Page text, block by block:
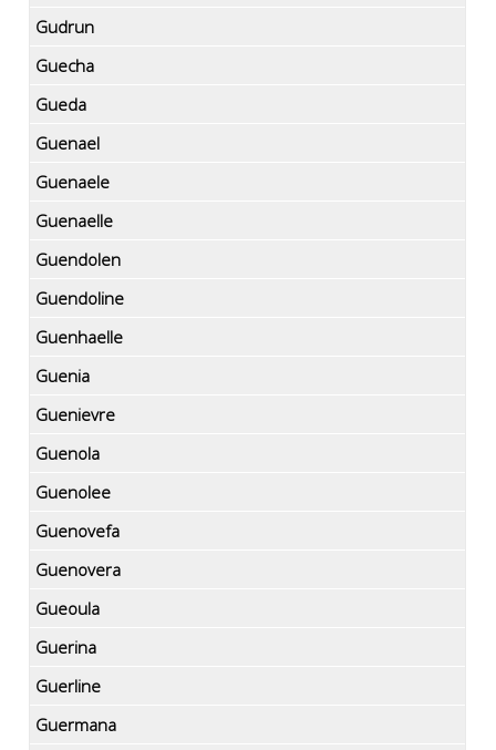
Gudrun
Guecha
Gueda
Guenael
Guenaele
Guenaelle
Guendolen
Guendoline
Guenhaelle
Guenia
Guenievre
Guenola
Guenolee
Guenovefa
Guenovera
Gueoula
Guerina
Guerline
Guermana